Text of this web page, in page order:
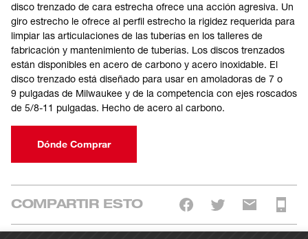
disco trenzado de cara estrecha ofrece una acción agresiva. Un
giro estrecho le ofrece al perfil estrecho la rigidez requerida para
limpiar las articulaciones de las tuberías en los talleres de
fabricación y mantenimiento de tuberías. Los discos trenzados
están disponibles en acero de carbono y acero inoxidable. El
disco trenzado está diseñado para usar en amoladoras de 7 o
9 pulgadas de Milwaukee y de la competencia con ejes roscados
de 5/8-11 pulgadas. Hecho de acero al carbono.
Dónde Comprar
COMPARTIR ESTO